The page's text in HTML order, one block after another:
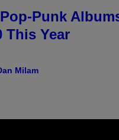
Punk
This Year
Milam